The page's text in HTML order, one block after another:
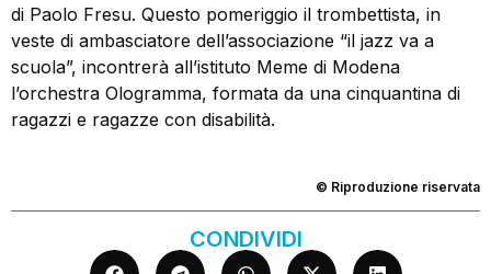
di Paolo Fresu. Questo pomeriggio il trombettista, in
veste di ambasciatore dell’associazione “il jazz va a
scuola”, incontrerà all’istituto Meme di Modena
l’orchestra Ologramma, formata da una cinquantina di
ragazzi e ragazze con disabilità.
© Riproduzione riservata
CONDIVIDI